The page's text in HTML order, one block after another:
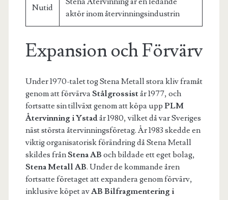
Nutid
aktör inom återvinningsindustrin
Expansion och Förvärv
Under 1970-talet tog Stena Metall stora kliv framåt
genom att förvärvaStålgrossistår 1977, och
fortsatte sin tillväxt genom att köpa upp PLM
Återvinning i Ystadår 1980, vilket då var Sveriges
näst största återvinningsföretag. År 1983 skedde en
viktig organisatorisk förändring då Stena Metall
skildes frånStena AB och bildade ett eget bolag,
Stena Metall AB. Under de kommande åren
fortsatte företaget att expandera genom förvärv,
inklusive köpet avAB Bilfragmentering i